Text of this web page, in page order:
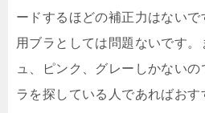
ードするほどの補正力はない
用ブラとしては問題ないです
ュ、ピンク、グレーしかない
ラを探している人であればおす